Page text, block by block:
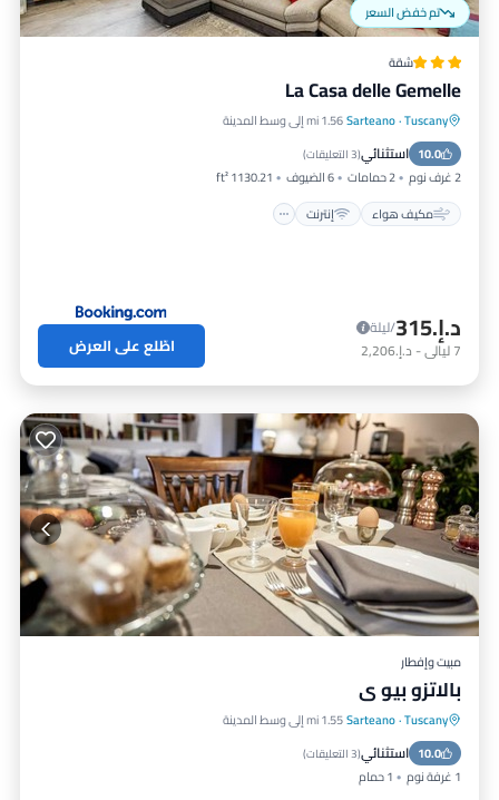
تم خفض السعر
شقة
La Casa delle Gemelle
Tuscany
·
Sarteano1.56 mi إلى وسط المدينة
10.0 استثنائي(3 التعليقات )
2 غرف نوم 2 حمامات 6 الضيوف
1130.21 ft²
مكيف هواء
إنترنت
مكيف هواء إنترنت
الأمن والسلامة
د.إ.‏315
/ليلة
7ليالي- د.إ.‏2,206 اطّلع على العرض
مبيت وإفطار
بالاتزو بيو ي
Tuscany
·
Sarteano1.55 mi إلى وسط المدينة
10.0 استثنائي(3 التعليقات )
1 غرفة نوم
1 حمام
حوض استحمام ساخن إفطار
سبا